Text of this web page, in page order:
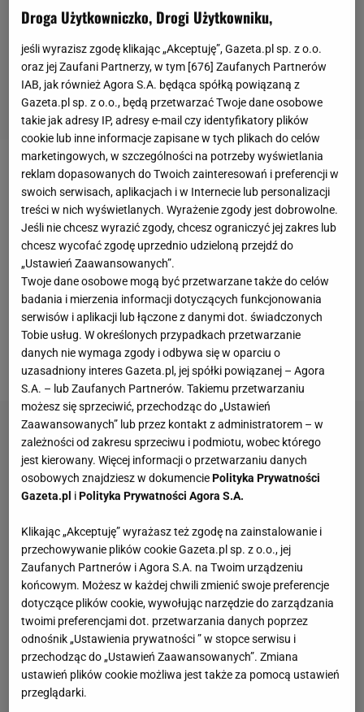
Iga Świątek bardzo dobre prezentuje się w
trwającym Australian Open. Polka pokonała już
cztery rywalki i awansowała do ćwierćfinału
wielkoszlemowego turnieju. W poniedziałkowe
przedpołudnie 20-latka stanęła przed
najtrudniejszym wyzwaniem, ale i z nim, choć nie
bez problemów, sobie poradziła. Po bardzo zaciętym
spotkaniu Świątek wygrała z Rumunką Soraną
Cirsteą 5:7, 6:3, 6:3.
Droga Użytkowniczko, Drogi Użytkowniku,
jeśli wyrazisz zgodę klikając „Akceptuję”, Gazeta.pl sp. z o.o.
oraz jej Zaufani Partnerzy, w tym [676] Zaufanych Partnerów
IAB, jak również Agora S.A. będąca spółką powiązaną z
Gazeta.pl sp. z o.o., będą przetwarzać Twoje dane osobowe
takie jak adresy IP, adresy e-mail czy identyfikatory plików
cookie lub inne informacje zapisane w tych plikach do celów
marketingowych, w szczególności na potrzeby wyświetlania
reklam dopasowanych do Twoich zainteresowań i preferencji w
swoich serwisach, aplikacjach i w Internecie lub personalizacji
treści w nich wyświetlanych. Wyrażenie zgody jest dobrowolne.
Jeśli nie chcesz wyrazić zgody, chcesz ograniczyć jej zakres lub
chcesz wycofać zgodę uprzednio udzieloną przejdź do
„Ustawień Zaawansowanych”.
Twoje dane osobowe mogą być przetwarzane także do celów
badania i mierzenia informacji dotyczących funkcjonowania
serwisów i aplikacji lub łączone z danymi dot. świadczonych
Tobie usług. W określonych przypadkach przetwarzanie
danych nie wymaga zgody i odbywa się w oparciu o
uzasadniony interes Gazeta.pl, jej spółki powiązanej – Agora
S.A. – lub Zaufanych Partnerów. Takiemu przetwarzaniu
możesz się sprzeciwić, przechodząc do „Ustawień
Zaawansowanych” lub przez kontakt z administratorem – w
zależności od zakresu sprzeciwu i podmiotu, wobec którego
jest kierowany. Więcej informacji o przetwarzaniu danych
osobowych znajdziesz w dokumenciePolityka Prywatności
Gazeta.pl iPolityka Prywatności Agora S.A.
Klikając „Akceptuję” wyrażasz też zgodę na zainstalowanie i
przechowywanie plików cookie Gazeta.pl sp. z o.o., jej
Zaufanych Partnerów i Agora S.A. na Twoim urządzeniu
końcowym. Możesz w każdej chwili zmienić swoje preferencje
dotyczące plików cookie, wywołując narzędzie do zarządzania
twoimi preferencjami dot. przetwarzania danych poprzez
odnośnik „Ustawienia prywatności ” w stopce serwisu i
przechodząc do „Ustawień Zaawansowanych”. Zmiana
ustawień plików cookie możliwa jest także za pomocą ustawień
przeglądarki.